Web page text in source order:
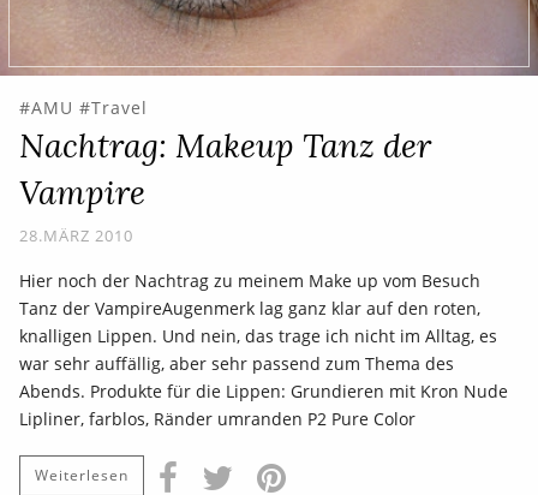
AMU Travel
Nachtrag: Makeup Tanz der
Vampire
28.MÄRZ 2010
Hier noch der Nachtrag zu meinem Make up vom Besuch
Tanz der VampireAugenmerk lag ganz klar auf den roten,
knalligen Lippen. Und nein, das trage ich nicht im Alltag, es
war sehr auffällig, aber sehr passend zum Thema des
Abends. Produkte für die Lippen: Grundieren mit Kron Nude
Lipliner, farblos, Ränder umranden P2 Pure Color
Weiterlesen